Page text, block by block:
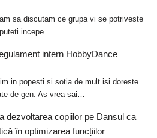
sa discutam ce grupa vi se potriveste
incepe.
intern HobbyDance
in popesti si sotia de mult isi doreste
de gen. As vrea sai…
dezvoltarea copiilorpe Dansul ca
în optimizarea funcțiilor